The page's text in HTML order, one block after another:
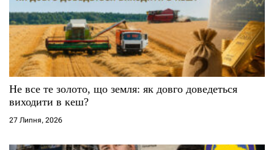
Не все те золото, що земля: як довго доведеться
виходити в кеш?
27 Липня, 2026